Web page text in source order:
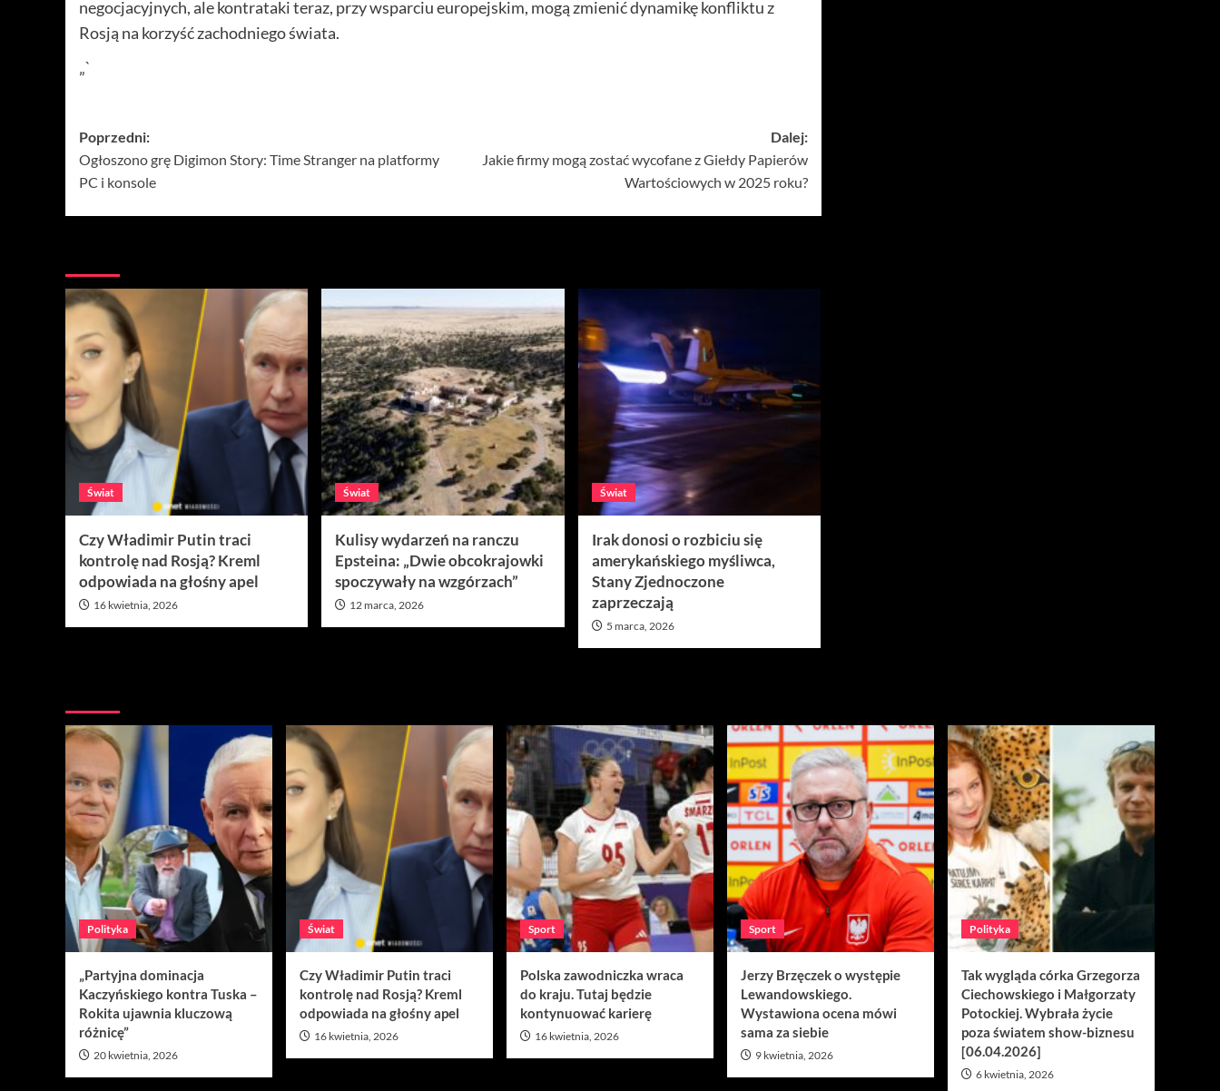
negocjacyjnych, ale kontrataki teraz, przy wsparciu europejskim, mogą zmienić dynamikę konfliktu z
Rosją na korzyść zachodniego świata.
„`
Zobacz
wpisy
Poprzedni:
Ogłoszono grę Digimon Story: Time Stranger na platformy
PC i konsole
Dalej:
Jakie firmy mogą zostać wycofane z Giełdy Papierów
Wartościowych w 2025 roku?
Świat
Czy Władimir Putin traci
kontrolę nad Rosją? Kreml
odpowiada na głośny apel
16 kwietnia, 2026
Świat
Kulisy wydarzeń na ranczu
Epsteina: „Dwie obcokrajowki
spoczywały na wzgórzach”
12 marca, 2026
Świat
Irak donosi o rozbiciu się
amerykańskiego myśliwca,
Stany Zjednoczone
zaprzeczają
5 marca, 2026
Polityka
„Partyjna dominacja
Kaczyńskiego kontra Tuska –
Rokita ujawnia kluczową
różnicę”
20 kwietnia, 2026
Świat
Czy Władimir Putin traci
kontrolę nad Rosją? Kreml
odpowiada na głośny apel
16 kwietnia, 2026
Sport
Polska zawodniczka wraca
do kraju. Tutaj będzie
kontynuować karierę
16 kwietnia, 2026
Sport
Jerzy Brzęczek o występie
Lewandowskiego.
Wystawiona ocena mówi
sama za siebie
9 kwietnia, 2026
Polityka
Tak wygląda córka Grzegorza
Ciechowskiego i Małgorzaty
Potockiej. Wybrała życie
poza światem show-biznesu
[06.04.2026]
6 kwietnia, 2026